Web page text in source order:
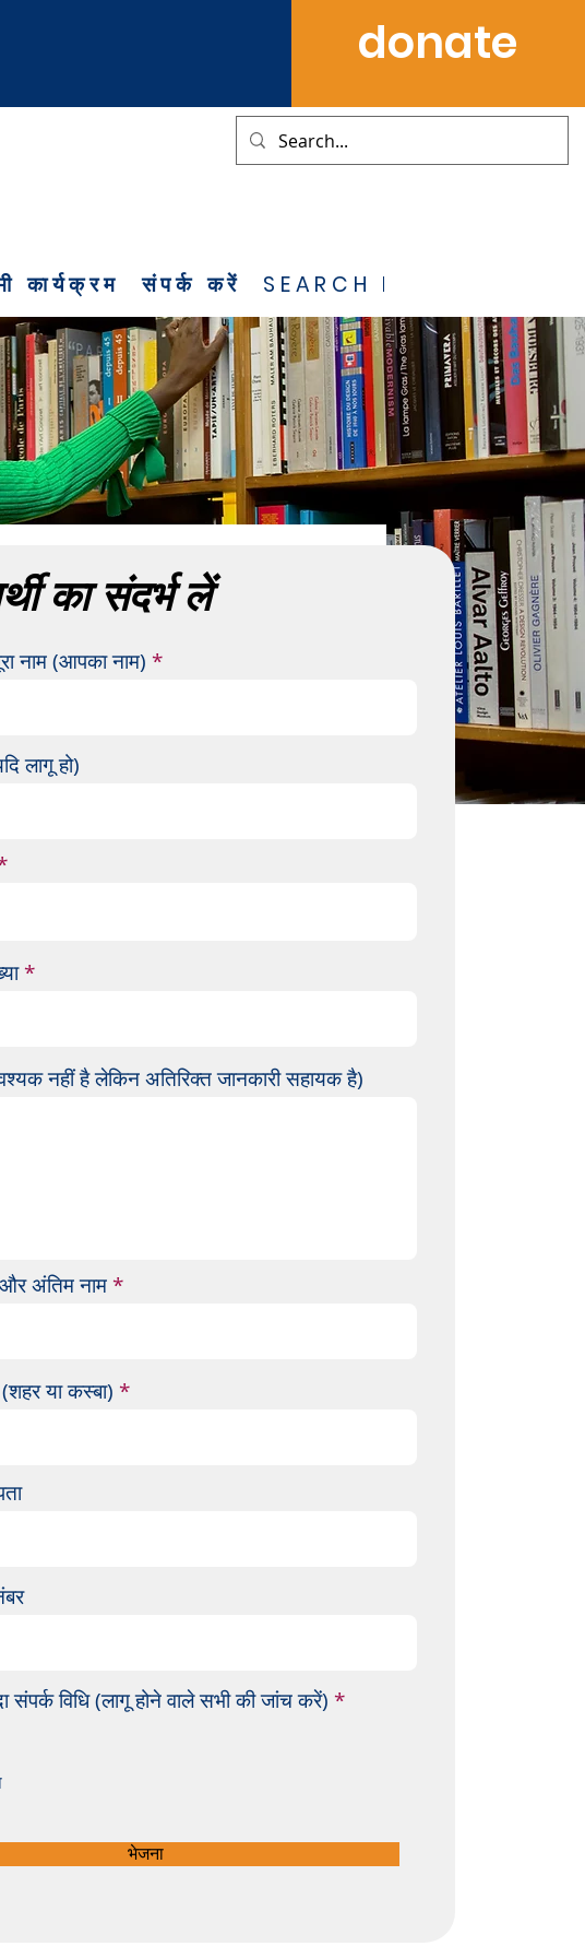
donate
कार्यक्रम संपर्क करें SEARCH RESULTS
का संदर्भ लें
नाम (आपका नाम)
लागू हो)
नहीं है लेकिन अतिरिक्त जानकारी सहायक है)
और अंतिम नाम
(शहर या कस्बा)
संपर्क विधि (लागू होने वाले सभी की जांच करें) *आ
भेजना